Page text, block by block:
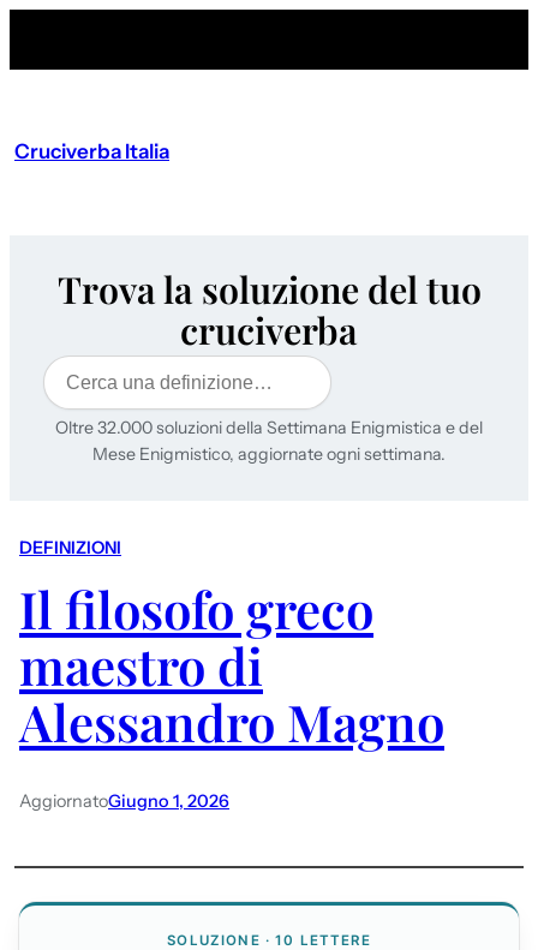
Cruciverba Italia
Trova la soluzione del tuo
cruciverba
Cerca
Oltre 32.000 soluzioni della Settimana Enigmistica e del
Mese Enigmistico, aggiornate ogni settimana.
DEFINIZIONI
Il filosofo greco
maestro di
Alessandro Magno
AggiornatoGiugno 1, 2026
SOLUZIONE · 10 LETTERE